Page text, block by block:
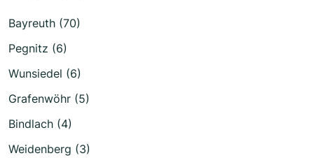
Bayreuth (70)
Pegnitz (6)
Wunsiedel (6)
Grafenwöhr (5)
Bindlach (4)
Weidenberg (3)